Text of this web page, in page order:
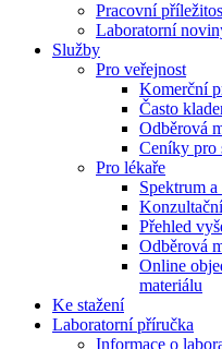
Pracovní
Laboratorní
Služby
Pro veřejnost
Komerční
Často
Odběrová
Ceníky pro
Pro lékaře
Spektrum
Přehled
Odběrová
Online
materiálu
Ke stažení
Laboratorní příručka
Informace o